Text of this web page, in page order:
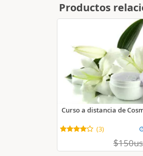
Productos
Curso a distancia de
(3)
$150